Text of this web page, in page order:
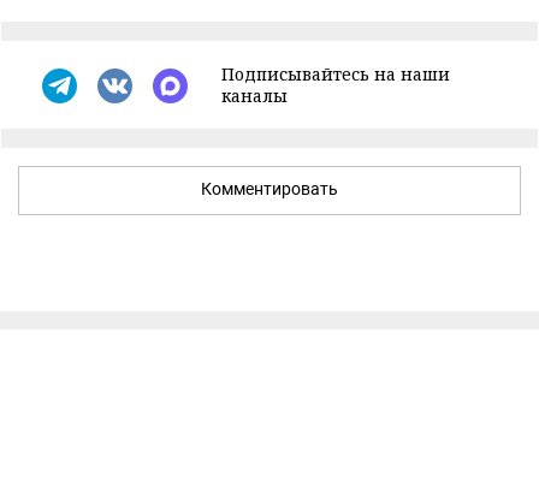
Подписывайтесь на наши
каналы
Комментировать